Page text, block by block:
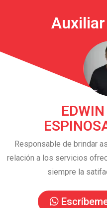
Responsable de brindar
relación a los servicios
siempre la